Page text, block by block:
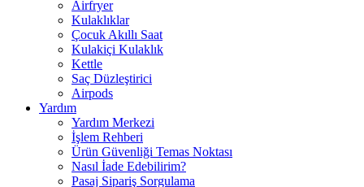
Airfryer
Kulaklıklar
Çocuk Akıllı Saat
Kulakiçi Kulaklık
Kettle
Saç Düzleştirici
Airpods
Yardım
Yardım Merkezi
İşlem Rehberi
Ürün Güvenliği Temas Noktası
Nasıl İade Edebilirim?
Pasaj Sipariş Sorgulama